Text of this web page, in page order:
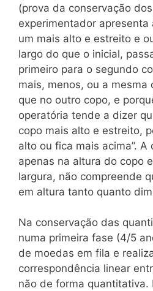
(prova da conservação
experimentador apresenta
um mais alto e estreito e
largo do que o inicial,
primeiro para o segundo
mais, menos, ou a mesma
que no outro copo, e
operatória tende a dizer
copo mais alto e estreito,
alto ou fica mais acima”.
apenas na altura do copo
largura, não compreende
em altura tanto quanto
Na conservação das
numa primeira fase (4/5
de moedas em fila e
correspondência linear
não de forma quantitativa.